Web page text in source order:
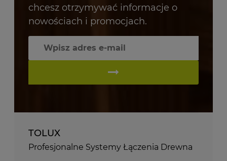
chcesz otrzymywać informacje o
nowościach i promocjach.
TOLUX
Profesjonalne Systemy Łączenia Drewna